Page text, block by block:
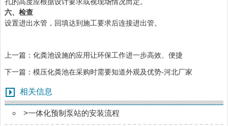
孔的高度应根据设计要求或视现场情况而定。
六、检查
设置进出水管，回填达到施工要求后连接进出管。
上一篇： 化粪池设施的应用让环保工作进一步高效、便捷
下一篇： 模压化粪池在采购时需要知道外观及优势-河北厂家
相关信息
>一体化预制泵站的安装流程